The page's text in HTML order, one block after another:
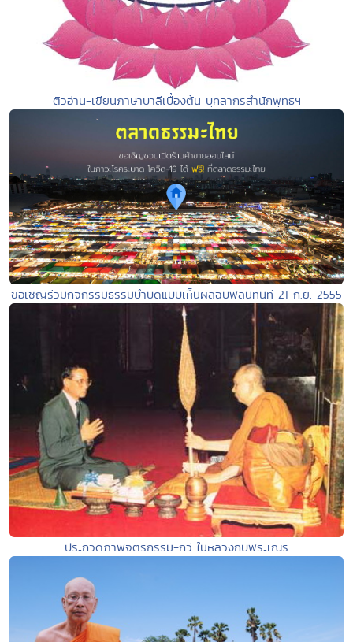
ติวอ่าน-เขียนภาษาบาลีเบื้องต้น บุคลากรสำนักพุทธฯ
ขอเชิญร่วมกิจกรรมธรรมบำบัดแบบเห็นผลฉับพลันทันที 21 ก.ย. 2555
ประกวดภาพจิตรกรรม-กวี ในหลวงกับพระเณร